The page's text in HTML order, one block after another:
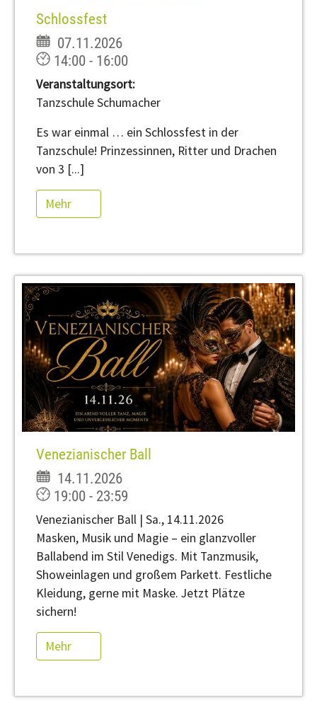
Schlossfest
07.11.2026
14:00 - 16:00
Veranstaltungsort:
Tanzschule Schumacher
Es war einmal … ein Schlossfest in der
Tanzschule! Prinzessinnen, Ritter und Drachen
von 3 [...]
Mehr
Venezianischer Ball
14.11.2026
19:00 - 23:59
Venezianischer Ball | Sa., 14.11.2026
Masken, Musik und Magie – ein glanzvoller
Ballabend im Stil Venedigs. Mit Tanzmusik,
Showeinlagen und großem Parkett. Festliche
Kleidung, gerne mit Maske. Jetzt Plätze
sichern!
Mehr